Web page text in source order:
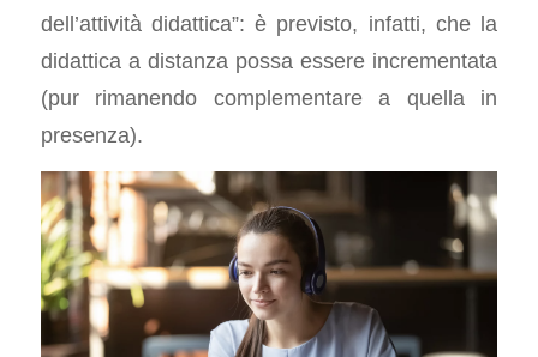
dell’attività didattica”: è previsto, infatti, che la
didattica a distanza possa essere incrementata
(pur rimanendo complementare a quella in
presenza).